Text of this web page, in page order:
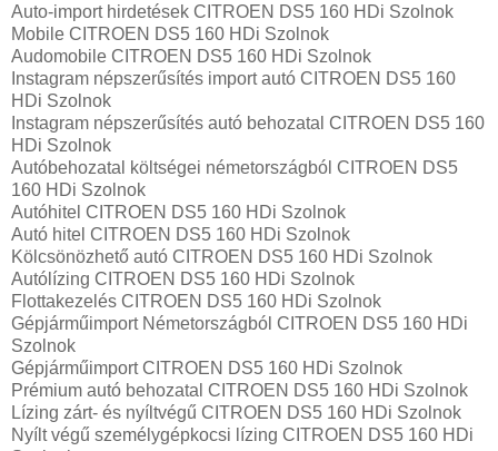
Auto-import hirdetések CITROEN DS5 160 HDi Szolnok
Mobile CITROEN DS5 160 HDi Szolnok
Audomobile CITROEN DS5 160 HDi Szolnok
Instagram népszerűsítés import autó CITROEN DS5 160
HDi Szolnok
Instagram népszerűsítés autó behozatal CITROEN DS5 160
HDi Szolnok
Autóbehozatal költségei németországból CITROEN DS5
160 HDi Szolnok
Autóhitel CITROEN DS5 160 HDi Szolnok
Autó hitel CITROEN DS5 160 HDi Szolnok
Kölcsönözhető autó CITROEN DS5 160 HDi Szolnok
Autólízing CITROEN DS5 160 HDi Szolnok
Flottakezelés CITROEN DS5 160 HDi Szolnok
Gépjárműimport Németországból CITROEN DS5 160 HDi
Szolnok
Gépjárműimport CITROEN DS5 160 HDi Szolnok
Prémium autó behozatal CITROEN DS5 160 HDi Szolnok
Lízing zárt- és nyíltvégű CITROEN DS5 160 HDi Szolnok
Nyílt végű személygépkocsi lízing CITROEN DS5 160 HDi